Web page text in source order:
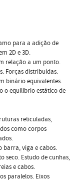
para a adição de
2D e 3D.
relação a um ponto.
Forças distribuídas.
binário equivalentes.
o equilíbrio estático de
reticuladas,
como corpos
barra, viga e cabos.
seco. Estudo de cunhas,
e cabos.
paralelos. Eixos